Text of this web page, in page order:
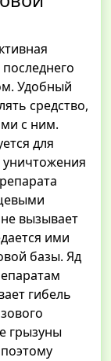
Удобный
средство,
с ним.
для
вызывает
ими
базы. Яд
гибель
грызуны